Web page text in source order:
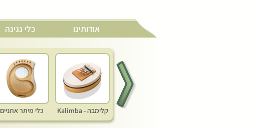
אודותינו כלי נגינה
קלימבה - Kalimba כלי מיתר אתניים